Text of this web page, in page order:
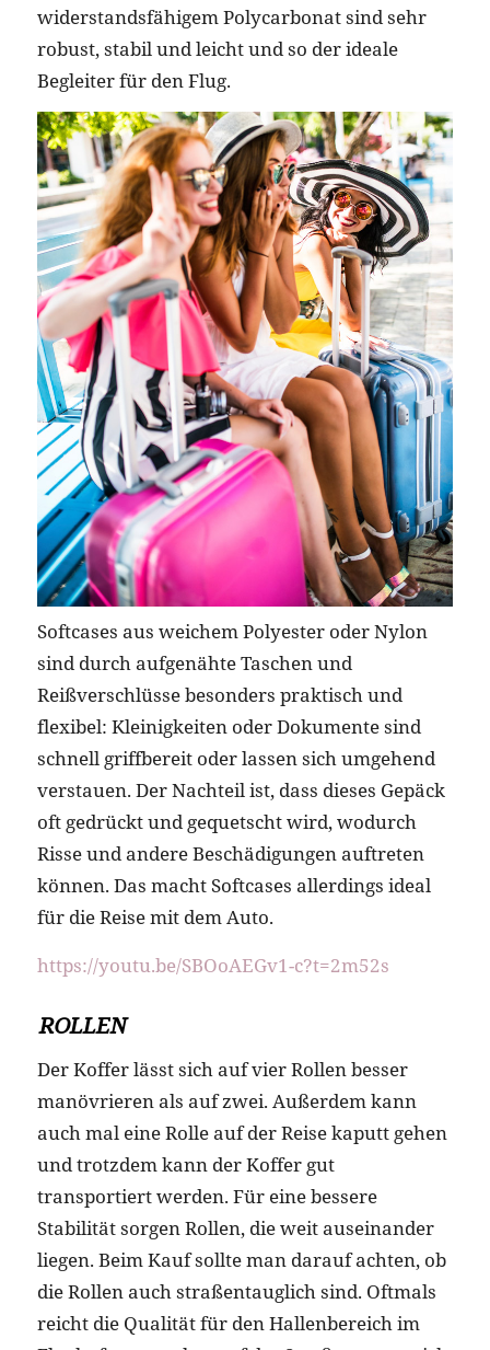
widerstandsfähigem Polycarbonat sind sehr
robust, stabil und leicht und so der ideale
Begleiter für den Flug.
Softcases aus weichem Polyester oder Nylon
sind durch aufgenähte Taschen und
Reißverschlüsse besonders praktisch und
flexibel: Kleinigkeiten oder Dokumente sind
schnell griffbereit oder lassen sich umgehend
verstauen. Der Nachteil ist, dass dieses Gepäck
oft gedrückt und gequetscht wird, wodurch
Risse und andere Beschädigungen auftreten
können. Das macht Softcases allerdings ideal
für die Reise mit dem Auto.
https://youtu.be/SBOoAEGv1-c?t=2m52s
ROLLEN
Der Koffer lässt sich auf vier Rollen besser
manövrieren als auf zwei. Außerdem kann
auch mal eine Rolle auf der Reise kaputt gehen
und trotzdem kann der Koffer gut
transportiert werden. Für eine bessere
Stabilität sorgen Rollen, die weit auseinander
liegen. Beim Kauf sollte man darauf achten, ob
die Rollen auch straßentauglich sind. Oftmals
reicht die Qualität für den Hallenbereich im